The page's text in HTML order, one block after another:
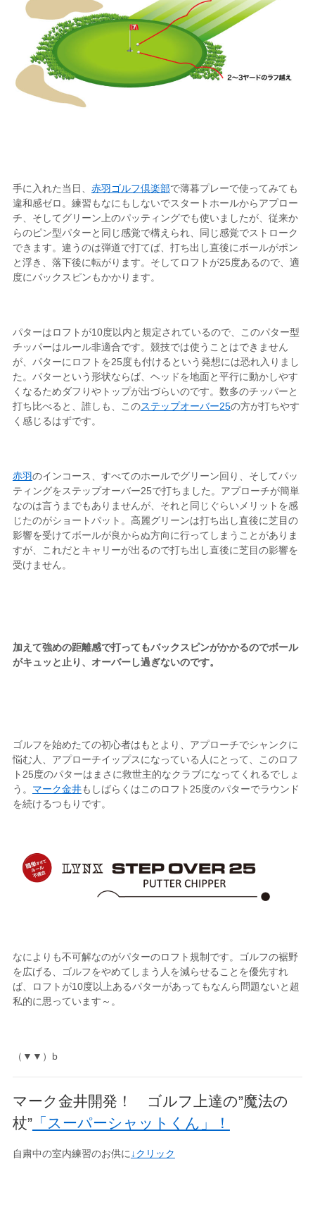
手に入れた当日、 赤羽ゴルフ倶楽部で薄暮プレーで使ってみても
違和感ゼロ。練習もなにもしないでスタートホールからアプロー
チ、そしてグリーン上のパッティングでも使いましたが、従来か
らのピン型パターと同じ感覚で構えられ、同じ感覚でストローク
できます。違うのは弾道で打てば、打ち出し直後にボールがポン
と浮き、落下後に転がります。そしてロフトが25度あるので、適
度にバックスピンもかかります。
パターはロフトが10度以内と規定されているので、このパター型
チッパーはルール非適合です。競技では使うことはできません
が、パターにロフトを25度も付けるという発想には恐れ入りまし
た。パターという形状ならば、ヘッドを地面と平行に動かしやす
くなるためダフりやトップが出づらいのです。数多のチッパーと
打ち比べると、誰しも、このステップオーバー25の方が打ちやす
く感じるはずです。
赤羽のインコース、すべてのホールでグリーン回り、そしてパッ
ティングをステップオーバー25で打ちました。アプローチが簡単
なのは言うまでもありませんが、それと同じぐらいメリットを感
じたのがショートパット。高麗グリーンは打ち出し直後に芝目の
影響を受けてボールが良からぬ方向に行ってしまうことがありま
すが、これだとキャリーが出るので打ち出し直後に芝目の影響を
受けません。
加えて強めの距離感で打ってもバックスピンがかかるのでボール
がキュッと止り、オーバーし過ぎないのです。
ゴルフを始めたての初心者はもとより、アプローチでシャンクに
悩む人、アプローチイップスになっている人にとって、このロフ
ト25度のパターはまさに救世主的なクラブになってくれるでしょ
う。 マーク金井もしばらくはこのロフト25度のパターでラウンド
を続けるつもりです。
なによりも不可解なのがパターのロフト規制です。ゴルフの裾野
を広げる、ゴルフをやめてしまう人を減らせることを優先すれ
ば、ロフトが10度以上あるパターがあってもなんら問題ないと超
私的に思っています～。
（▼▼）b
マーク金井開発！ ゴルフ上達の”魔法の
杖”「スーパーシャットくん」！
自粛中の室内練習のお供に ↓クリック